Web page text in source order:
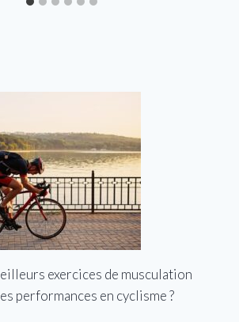
exercices de musculation
performances en cyclisme ?